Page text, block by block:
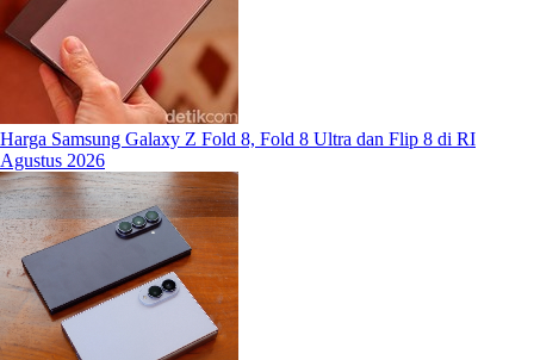
Harga Samsung Galaxy Z Fold 8, Fold 8 Ultra dan Flip 8 di RI
Agustus 2026